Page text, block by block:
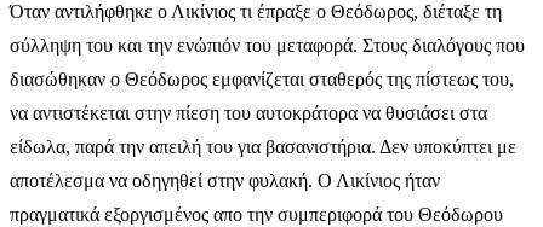
Όταν αντιλήφθηκε ο Λικίνιος τι έπραξε ο Θεόδωρος, διέταξε τη
σύλληψη του και την ενώπιόν του μεταφορά. Στους διαλόγους που
διασώθηκαν ο Θεόδωρος εμφανίζεται σταθερός της πίστεως του,
να αντιστέκεται στην πίεση του αυτοκράτορα να θυσιάσει στα
είδωλα, παρά την απειλή του για βασανιστήρια. Δεν υποκύπτει με
αποτέλεσμα να οδηγηθεί στην φυλακή. Ο Λικίνιος ήταν
πραγματικά εξοργισμένος απο την συμπεριφορά του Θεόδωρου